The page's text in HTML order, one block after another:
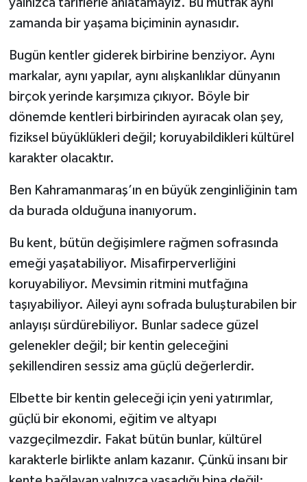
yalnızca tariflerle anlatamayız. Bu mutfak aynı
zamanda bir yaşama biçiminin aynasıdır.
Bugün kentler giderek birbirine benziyor. Aynı
markalar, aynı yapılar, aynı alışkanlıklar dünyanın
birçok yerinde karşımıza çıkıyor. Böyle bir
dönemde kentleri birbirinden ayıracak olan şey,
fiziksel büyüklükleri değil; koruyabildikleri kültürel
karakter olacaktır.
Ben Kahramanmaraş’ın en büyük zenginliğinin tam
da burada olduğuna inanıyorum.
Bu kent, bütün değişimlere rağmen sofrasında
emeği yaşatabiliyor. Misafirperverliğini
koruyabiliyor. Mevsimin ritmini mutfağına
taşıyabiliyor. Aileyi aynı sofrada buluşturabilen bir
anlayışı sürdürebiliyor. Bunlar sadece güzel
gelenekler değil; bir kentin geleceğini
şekillendiren sessiz ama güçlü değerlerdir.
Elbette bir kentin geleceği için yeni yatırımlar,
güçlü bir ekonomi, eğitim ve altyapı
vazgeçilmezdir. Fakat bütün bunlar, kültürel
karakterle birlikte anlam kazanır. Çünkü insanı bir